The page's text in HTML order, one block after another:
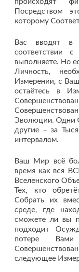
Посредством
которому
Вас вводят в
соответствии
выполняете. Но
Личность,
Измерении, с
остаётесь в
Эволюции. Одни
другие – за
интервалом.
Ваш Мир всё
время как вся
Вселенского
Тех, кто
Собрать их
среде, где
сможете ли вы
подходит
потере Вами
следующее